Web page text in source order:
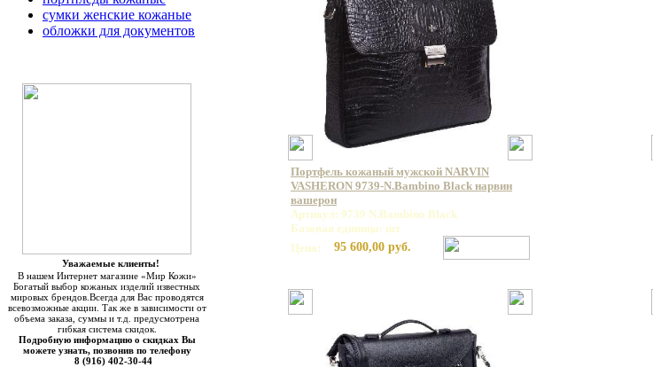
сумки женские кожаные
обложки для документов
Уважаемые клиенты!
В нашем Интернет магазине «Мир Кожи»
Богатый выбор кожаных изделий известных
мировых брендов.Всегда для Вас проводятся
всевозможные акции. Так же в зависимости от
объема заказа, суммы и т.д. предусмотрена
гибкая система скидок.
Подробную информацию о скидках Вы
можете узнать, позвонив по телефону
8 (916) 402-30-44
Портфель кожаный мужской NARVIN
VASHERON 9739-N.Bambino Black нарвин
вашерон
Артикул: 9739 N.Bambino Black
Базовая единица: шт
Цена:
95 600,00 руб.